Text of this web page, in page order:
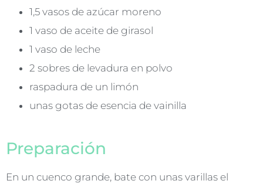
1,5 vasos de azúcar moreno
1 vaso de aceite de girasol
1 vaso de leche
2 sobres de levadura en polvo
raspadura de un limón
unas gotas de esencia de vainilla
Preparación
En un cuenco grande, bate con unas varillas el